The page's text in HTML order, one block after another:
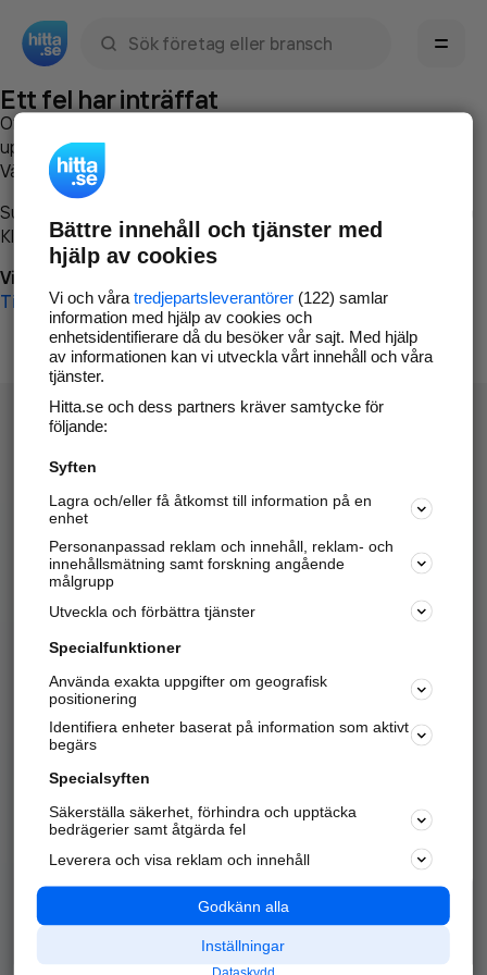
Ett fel har inträffat
Om du vill kan du
uppstod så att vi lättare och snabbare kan avhjälpa det.
Vänligen försök med följande:
Surfa till
Klicka påTillbaka-knappen i webbläsaren och försök igen
Vi beklagar besväret!
Till startsidan
Hitta.se - Gratis nummerupplysning.
Sök företag, personer och platser.
Hitta telefonnummer, adresser, företagsinfo mm.
Marknadsför företaget
Kom igång och annonsera mot
samarbetspartners nära dig.
Alla kategorier
Populära sökningar
API & Kartor
Annonsera
Integritet
Nödnummer
Bättre innehåll och tjänster med
hjälp av cookies
Vi och våra tredjepartsleverantörer(122) samlar
information med hjälp av cookies och
enhetsidentifierare då du besöker vår sajt. Med hjälp
av informationen kan vi utveckla vårt innehåll och våra
tjänster.
Hitta.se och dess partners kräver samtycke för
följande:
Syften
Lagra och/eller få åtkomst till information på en
enhet
Personanpassad reklam och innehåll, reklam- och
innehållsmätning samt forskning angående
målgrupp
Utveckla och förbättra tjänster
Specialfunktioner
Använda exakta uppgifter om geografisk
positionering
Identifiera enheter baserat på information som aktivt
begärs
Specialsyften
Säkerställa säkerhet, förhindra och upptäcka
bedrägerier samt åtgärda fel
Leverera och visa reklam och innehåll
Godkänn alla
Inställningar
Dataskydd